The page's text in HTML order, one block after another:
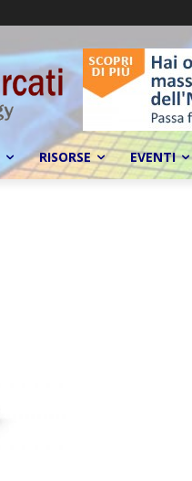
RISORSE EVENTI